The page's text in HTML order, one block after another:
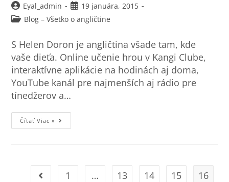
Eyal_admin
19 januára, 2015
Blog – Všetko o angličtine
S Helen Doron je angličtina všade tam, kde
vaše dieťa. Online učenie hrou v Kangi Clube,
interaktívne aplikácie na hodinách aj doma,
YouTube kanál pre najmenších aj rádio pre
tínedžerov a…
Čítať Viac »
1 … 13 14 15
16